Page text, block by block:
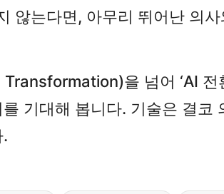
않는다면, 아무리 뛰어난 의
을 넘어 ‘AI
기대해 봅니다. 기술은 결